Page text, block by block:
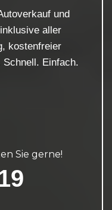
und
aller
kostenfreier
Schnell. Einfach.
Sie gerne!